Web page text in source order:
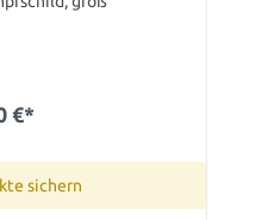
€*
sichern